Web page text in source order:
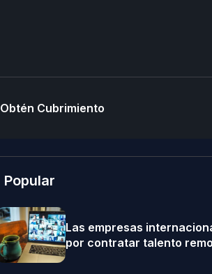
Obtén Cubrimiento
Popular
Las empresas
por contratar talento